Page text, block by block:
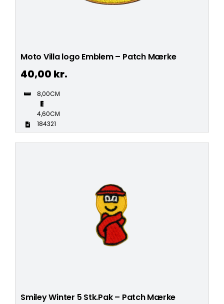
Moto Villa logo Emblem – Patch Mærke
40,00 kr.
8,00CM
4,60CM
184321
Smiley Winter 5 Stk.Pak – Patch Mærke